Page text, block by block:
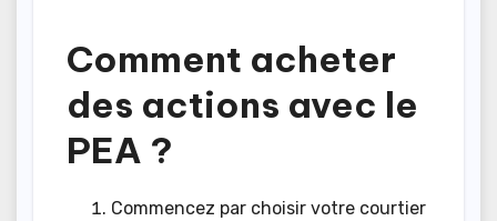
Comment acheter
des actions avec le
PEA ?
Commencez par choisir votre courtier